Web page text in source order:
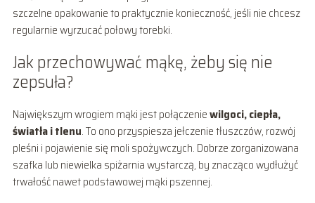
szczelne opakowanie to praktycznie konieczność, jeśli nie chcesz
regularnie wyrzucać połowy torebki.
Jak przechowywać mąkę, żeby się nie
zepsuła?
Największym wrogiem mąki jest połączeniewilgoci, ciepła,
światła i tlenu. To ono przyspiesza jełczenie tłuszczów, rozwój
pleśni i pojawienie się moli spożywczych. Dobrze zorganizowana
szafka lub niewielka spiżarnia wystarczą, by znacząco wydłużyć
trwałość nawet podstawowej mąki pszennej.